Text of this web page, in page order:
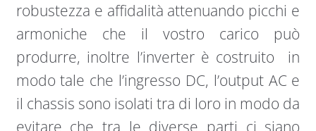
robustezza e affidalità attenuando picchi e
armoniche che il vostro carico può
produrre, inoltre l’inverter è costruito in
modo tale che l’ingresso DC, l’output AC e
il chassis sono isolati tra di loro in modo da
evitare che tra le diverse parti ci siano